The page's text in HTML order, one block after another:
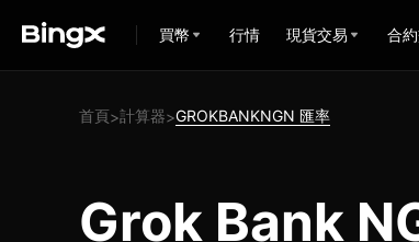
買幣 行情 現貨交易 合
首頁>計算器>GROKBANKNGN 匯率
Grok Bank